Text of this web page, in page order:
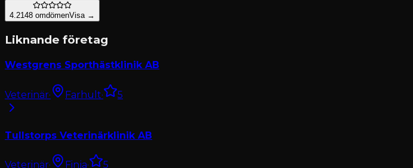
4.2148 omdömenVisa →
Liknande företag
Westgrens Sporthästklinik AB
Veterinär· Farhult· 5
Tullstorps Veterinärklinik AB
Veterinär· Finja· 5